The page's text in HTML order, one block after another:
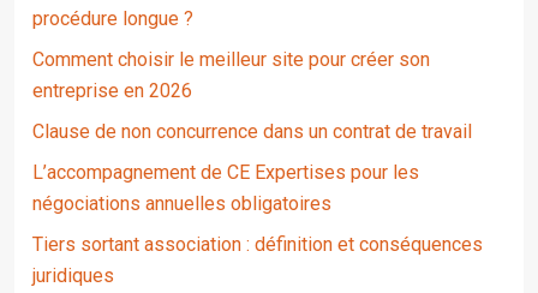
procédure longue ?
Comment choisir le meilleur site pour créer son
entreprise en 2026
Clause de non concurrence dans un contrat de travail
L’accompagnement de CE Expertises pour les
négociations annuelles obligatoires
Tiers sortant association : définition et conséquences
juridiques